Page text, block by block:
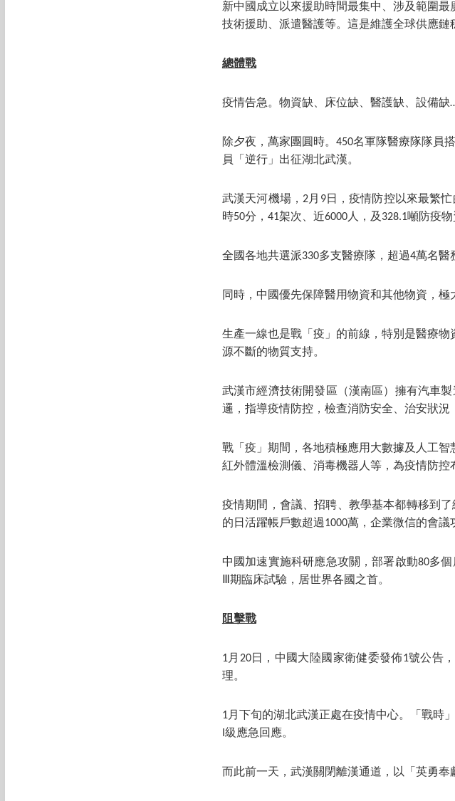
新中國成立以來援助時間最集中、涉及範圍
技術援助、派遣醫護等。這是維護全球供應鏈
總體戰
疫情告急。物資缺、床位缺、醫護缺、設備缺
除夕夜，萬家團圓時。450名軍隊醫療隊隊員
員「逆行」出征湖北武漢。
武漢天河機場，2月9日，疫情防控以來最繁
時50分，41架次、近6000人，及328.1噸防疫物
全國各地共選派330多支醫療隊，超過4萬名醫
同時，中國優先保障醫用物資和其他物資，
生產一線也是戰「疫」的前線，特別是醫療
源不斷的物質支持。
武漢市經濟技術開發區（漢南區）擁有汽車
邏，指導疫情防控，檢查消防安全、治安狀況
戰「疫」期間，各地積極應用大數據及人工智
紅外體溫檢測儀、消毒機器人等，為疫情防控
疫情期間，會議、招聘、教學基本都轉移到
的日活躍帳戶數超過1000萬，企業微信的會議
中國加速實施科研應急攻關，部署啟動80多
Ⅲ期臨床試驗，居世界各國之首。
阻擊戰
1月20日，中國大陸國家衛健委發佈1號公告
理。
1月下旬的湖北武漢正處在疫情中心。「戰時
I級應急回應。
而此前一天，武漢關閉離漢通道，以「英勇奉